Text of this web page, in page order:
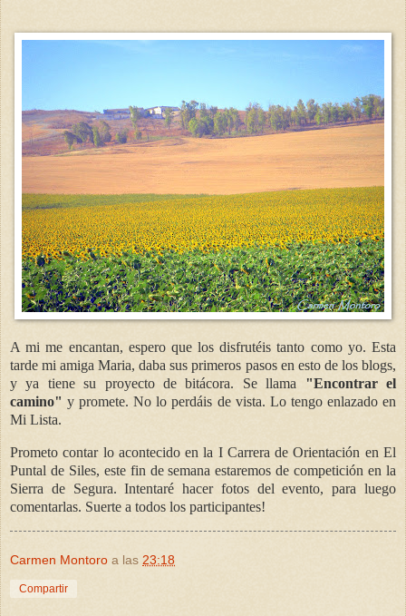
A mi me encantan, espero que los disfrutéis tanto como yo. Esta
tarde mi amiga Maria, daba sus primeros pasos en esto de los blogs,
y ya tiene su proyecto de bitácora. Se llama "Encontrar el
camino" y promete. No lo perdáis de vista. Lo tengo enlazado en
Mi Lista.
Prometo contar lo acontecido en la I Carrera de Orientación en El
Puntal de Siles, este fin de semana estaremos de competición en la
Sierra de Segura. Intentaré hacer fotos del evento, para luego
comentarlas. Suerte a todos los participantes!
Carmen Montoro a las 23:18
Compartir